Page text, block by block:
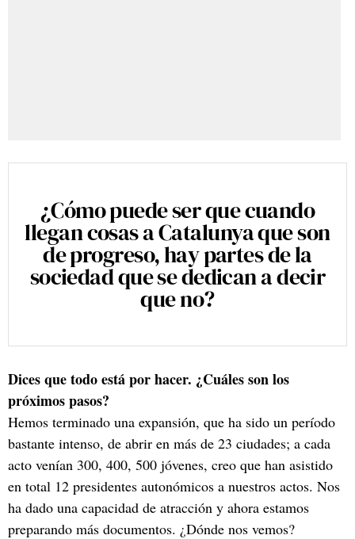
¿Cómo puede ser que cuando
llegan cosas a Catalunya que son
de progreso, hay partes de la
sociedad que se dedican a decir
que no?
Dices que todo está por hacer. ¿Cuáles son los
próximos pasos?
Hemos terminado una expansión, que ha sido un período
bastante intenso, de abrir en más de 23 ciudades; a cada
acto venían 300, 400, 500 jóvenes, creo que han asistido
en total 12 presidentes autonómicos a nuestros actos. Nos
ha dado una capacidad de atracción y ahora estamos
preparando más documentos. ¿Dónde nos vemos?